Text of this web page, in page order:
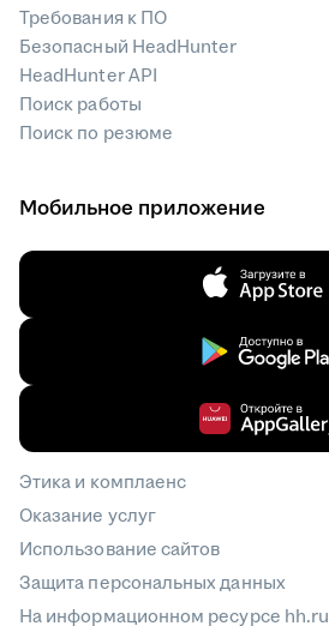
Требования к ПО
Безопасный HeadHunter
HeadHunter API
Поиск работы
Поиск по резюме
Мобильное приложение
Этика и комплаенс
Оказание услуг
Использование сайтов
Защита персональных данных
На информационном ресурсе hh.ru